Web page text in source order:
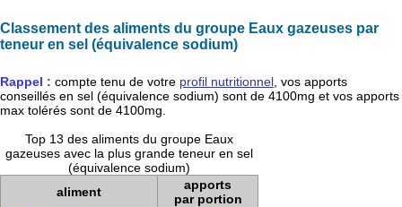
Classement des aliments du groupe Eaux gazeuses par
teneur en sel (équivalence sodium)
Rappel : compte tenu de votre profil nutritionnel , vos apports
conseillés en sel (équivalence sodium) sont de 4100mg et vos apports
max tolérés sont de 4100mg
Top 13 des aliments du groupe Eaux
gazeuses avec la plus grande teneur en sel
(équivalence sodium)
aliment
apports
par portion